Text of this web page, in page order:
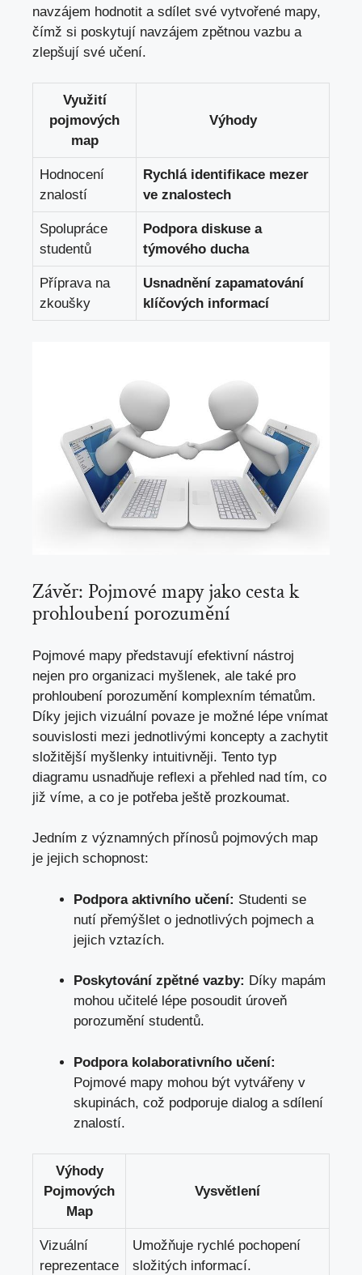
navzájem hodnotit a sdílet své vytvořené mapy,
čímž⁤ si ⁣poskytují ‍navzájem zpětnou vazbu a
‌zlepšují své učení.
Využití
‌pojmových
map
Výhody
Hodnocení
znalostí
Rychlá identifikace mezer
ve znalostech
Spolupráce ​
studentů
Podpora diskuse a
týmového‌ ducha
Příprava ⁣na
zkoušky
Usnadnění zapamatování
klíčových informací
Závěr: ‍Pojmové mapy jako ‍cesta​ k
prohloubení porozumění
Pojmové mapy představují efektivní nástroj
nejen pro organizaci ‌myšlenek, ⁣ale ⁤také ‍pro
prohloubení‍ porozumění komplexním tématům.
⁤Díky jejich vizuální⁣ povaze ​je ‌možné ‍lépe ‍vnímat
souvislosti mezi jednotlivými koncepty a ⁤zachytit
složitější myšlenky intuitivněji. Tento typ
diagramu usnadňuje reflexi a přehled ‍nad⁤ tím, ‍co
‍již‌ víme, a co je potřeba ještě prozkoumat.
Jedním ​z ‍významných přínosů ⁢pojmových map
je jejich schopnost:
Podpora aktivního učení: ⁣Studenti ⁤se⁣
nutí přemýšlet o jednotlivých pojmech a
jejich ⁢vztazích.
Poskytování zpětné vazby: Díky mapám​
mohou⁣ učitelé lépe posoudit úroveň
porozumění studentů.
Podpora⁤ kolaborativního ​učení:
Pojmové mapy mohou⁢ být vytvářeny v
skupinách, což podporuje⁢ dialog a sdílení
znalostí.
Výhody
Pojmových⁤
Map
Vysvětlení
Vizuální
reprezentace
Umožňuje rychlé ​pochopení
složitých informací.